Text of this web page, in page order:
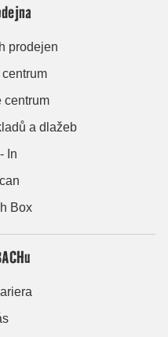
prodejen
centrum
a dlažeb
In
Box